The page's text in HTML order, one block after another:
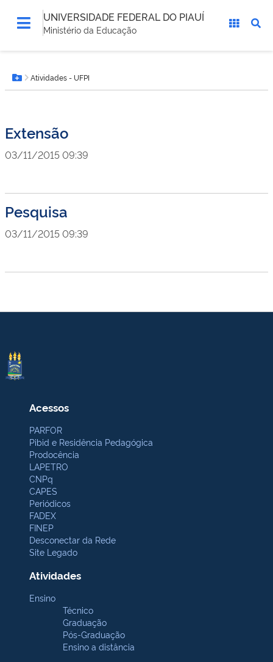
UNIVERSIDADE FEDERAL DO PIAUÍ
Ministério da Educação
está
aqui:Botão Menu
Atividades - UFPI
Extensão
03/11/2015 09:39
Pesquisa
03/11/2015 09:39
Acessos
PARFOR
Pibid e Residência Pedagógica
Prodocência
LAPETRO
CNPq
CAPES
Periódicos
FADEX
FINEP
Desconectar da Rede
Site Legado
Atividades
Ensino
Técnico
Graduação
Pós-Graduação
Ensino a distância